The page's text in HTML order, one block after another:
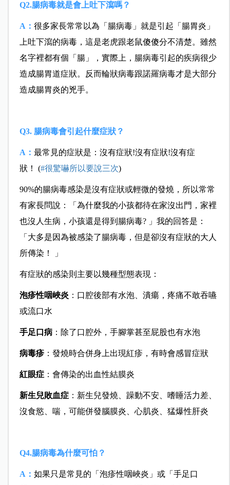
Q2.腸病毒就是會上吐下瀉嗎？
A： 很多家長常常以為「腸病毒」就是引起「腸胃炎」
上吐下瀉的病毒，這是老虎跟老鼠傻傻分不清楚。雖然
名字裡都有個「腸」，實際上，腸病毒引起的疾病很少
造成腸胃道症狀。反而輪狀病毒跟諾羅病毒才是大部分
造成腸胃炎的兇手。
Q3. 腸病毒會引起什麼症狀？
A： 最常見的症狀是：沒有症狀!沒有症狀!沒有症
狀！
(#很驚嚇所以要說三次)
90%的腸病毒感染是沒有症狀或輕微的發燒，所以常常
有家長問說：「為什麼我的小孩都待在家沒出門，家裡
也沒人生病，小孩還是得到腸病毒? 」我的回答是：
「大多是因為被感染了腸病毒，但是卻沒有症狀的大人
所傳染！ 」
有症狀的感染則主要以幾種型態表現：
泡疹性咽峽炎：口腔後部有水泡、潰瘍，疼痛不敢吞嚥
或流口水
手足口病：除了口腔外，手腳掌甚至屁股也有水泡
病毒疹：發燒時合併身上出現紅疹，有時會感冒症狀
紅眼症：會傳染的出血性結膜炎
新生兒敗血症：新生兒發燒、躁動不安、嗜睡活力差、
沒食慾、喘，可能併發腦膜炎、心肌炎、猛爆性肝炎
Q4.腸病毒為什麼可怕？
A： 如果只是常見的「泡疹性咽峽炎」或「手足口